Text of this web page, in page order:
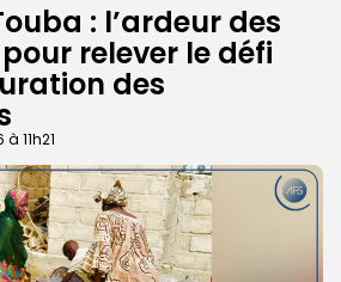
: l’ardeur des
relever le défi
des
11h21